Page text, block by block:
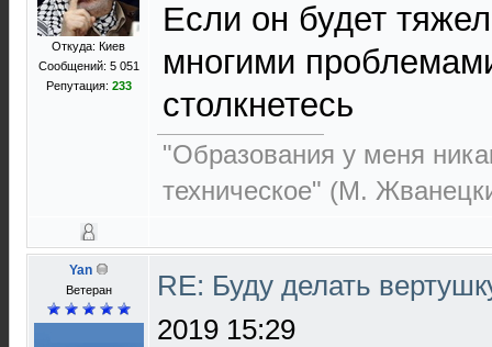
Откуда: Киев
Сообщений: 5 051
Репутация: 233
Если он будет
многими
столкнетесь
"Образования у меня
техническое" (М.
Yan
Ветеран
RE: Буду делать
2019 15:29